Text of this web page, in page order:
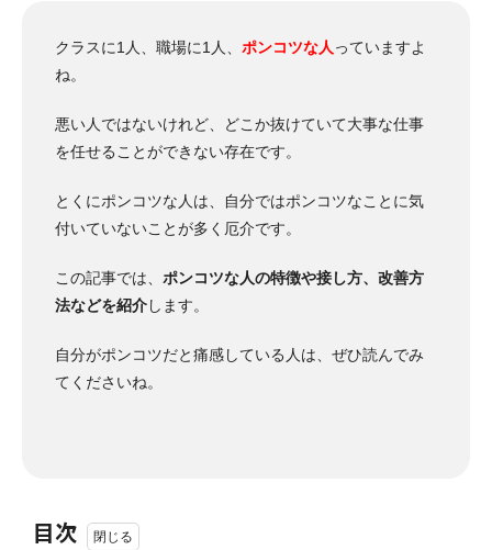
クラスに1人、職場に1人、 ポンコツな人っていますよ
ね。
悪い人ではないけれど、どこか抜けていて大事な仕事
を任せることができない存在です。
とくにポンコツな人は、自分ではポンコツなことに気
付いていないことが多く厄介です。
この記事では、 ポンコツな人の特徴や接し方、改善方
法などを紹介します。
自分がポンコツだと痛感している人は、ぜひ読んでみ
てくださいね。
目次